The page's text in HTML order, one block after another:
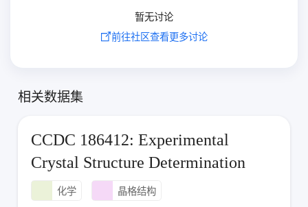
暂无讨论
前往社区查看更多讨论
相关数据集
CCDC 186412: Experimental
Crystal Structure Determination
化学 晶格结构